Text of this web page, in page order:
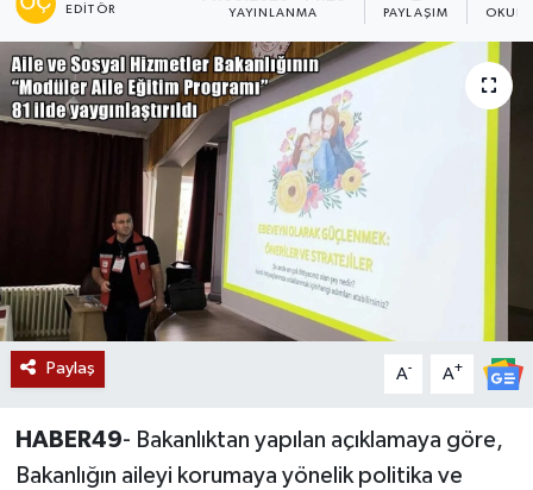
EDITÖR YAYINLANMA PAYLAŞIM
Paylaş A- A+
HABER49- Bakanlıktan yapılan açıklamaya göre,
Bakanlığın aileyi korumaya yönelik politika ve
Teknoloji
Kültür Sanat
Hasköy
Korkut
Bulanık
Malazgirt